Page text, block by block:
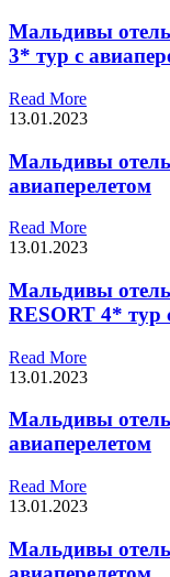
Мальдивы
3* тур с
Read More
13.01.2023
Мальдивы
авиаперелетом
Read More
13.01.2023
Мальдивы
RESORT 4* тур
Read More
13.01.2023
Мальдивы
авиаперелетом
Read More
13.01.2023
Мальдивы